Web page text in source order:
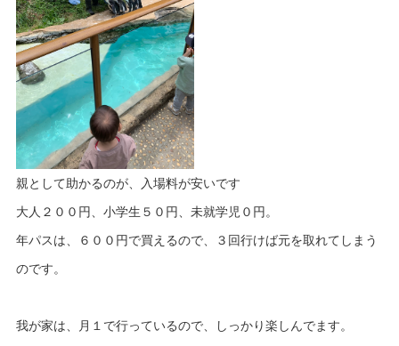
親として助かるのが、入場料が安いです
大人２００円、小学生５０円、未就学児０円。
年パスは、６００円で買えるので、３回行けば元を取れてしまう
のです。
我が家は、月１で行っているので、しっかり楽しんでます。